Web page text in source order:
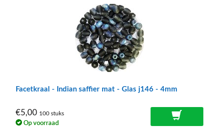
Facetkraal - Indian saffier mat - Glas j146 - 4mm
€5,00 100 stuks
Op voorraad